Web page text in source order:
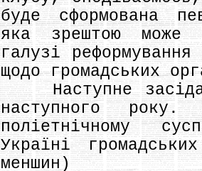
буде сформована
яка зрештою може
галузі реформування
щодо громадських
Наступне
наступного
поліетнічному
Україні
меншин)